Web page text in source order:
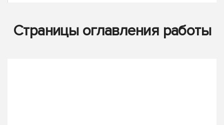
Страницы оглавления работы